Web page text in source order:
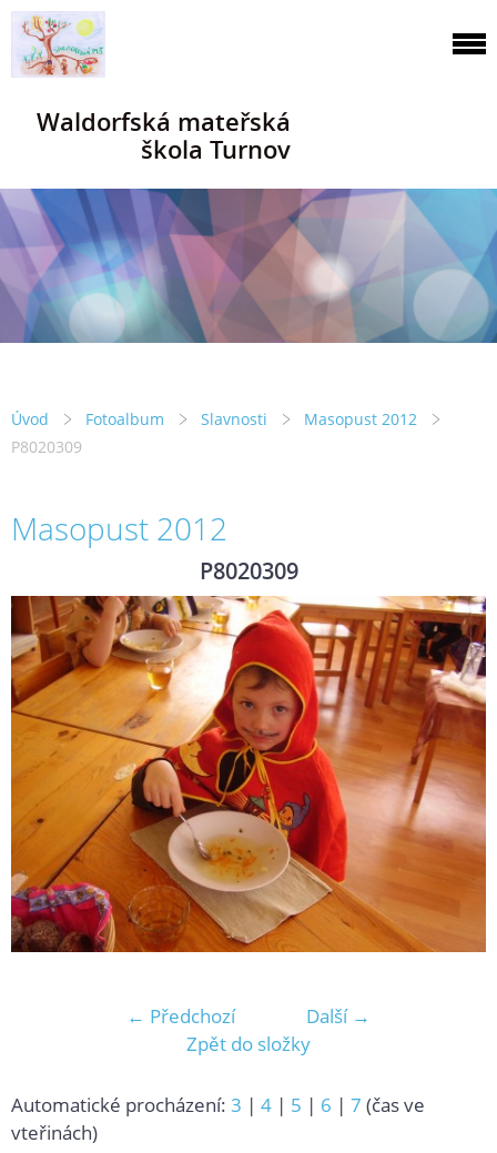
Waldorfská mateřská
škola Turnov
Úvod Fotoalbum Slavnosti
Masopust 2012
P8020309
Masopust 2012
P8020309
← Předchozí
Další →
Zpět do složky
Automatické procházení: 3 | 4 | 5 | 6 | 7 (čas ve
vteřinách)